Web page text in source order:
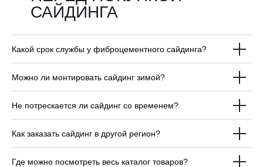
ОТВЕЧАЕМ НА
ЧАСТЫЕ ВОПРОСЫ
ПЕРЕД ПОКУПКОЙ
САЙДИНГА
САЙДИНГА
Какой срок службы у фиброцементного сайдинга?
Можно ли монтировать сайдинг зимой?
Не потрескается ли сайдинг со временем?
Как заказать сайдинг в другой регион?
Где можно посмотреть весь каталог товаров?